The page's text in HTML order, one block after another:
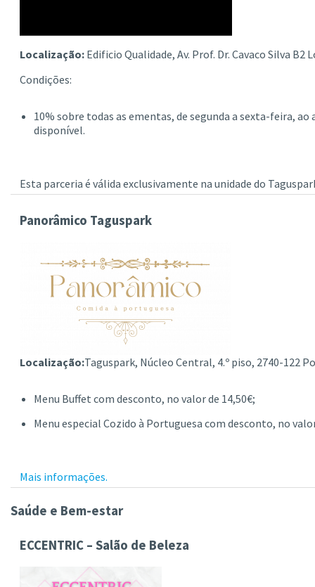
Localização:Edificio Qualidade, Av. Prof. Dr. Cavaco Silva B2
Condições:
10% sobre todas as ementas, de segunda a sexta-feira,
disponível.
Esta parceria é válida exclusivamente na unidade do
Panorâmico Taguspark
Localização:Taguspark, Núcleo Central, 4.º piso, 2740-122
Menu Buffet com desconto, no valor de 14,50€;
Menu especial Cozido à Portuguesa com desconto, no
Mais informações.
Saúde e Bem-estar
ECCENTRIC – Salão de Beleza